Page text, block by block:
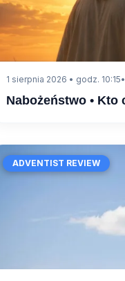
1 sierpnia 2026 • godz. 10:15
Nabożeństwo • Kto
ADVENTIST REVIEW